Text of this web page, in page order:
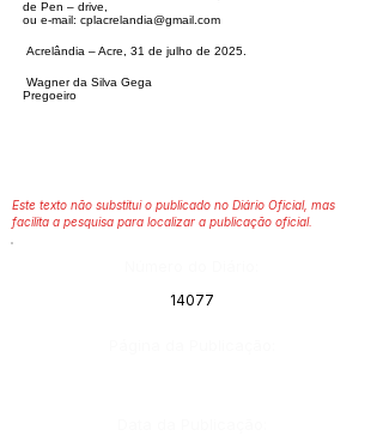
de Pen – drive,
ou e-mail: cplacrelandia@gmail.com
Acrelândia – Acre, 31 de julho de 2025.
Wagner da Silva Gega
Pregoeiro
Este texto não substitui o publicado no Diário Oficial, mas
facilita a pesquisa para localizar a publicação oficial.
14077